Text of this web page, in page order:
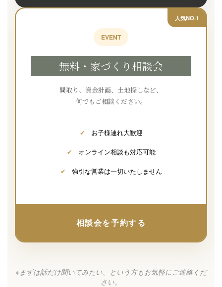
人気NO.1
EVENT
無料・家づくり相談会
間取り、資金計画、土地探しなど、
何でもご相談ください。
✔ お子様連れ大歓迎
✔ オンライン相談も対応可能
✔ 強引な営業は一切いたしません
相談会を予約する
※まずは話だけ聞いてみたい、という方もお気軽にご連絡くだ
さい。